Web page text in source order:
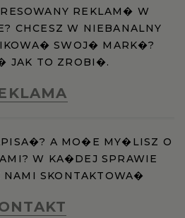
GÓRA
REKLAM� W
CHCESZ W NIEBANALNY
SWOJ� MARK�?
JAK TO ZROBI�.
A MO�E MY�LISZ O
W KA�DEJ SPRAWIE
SKONTAKTOWA�